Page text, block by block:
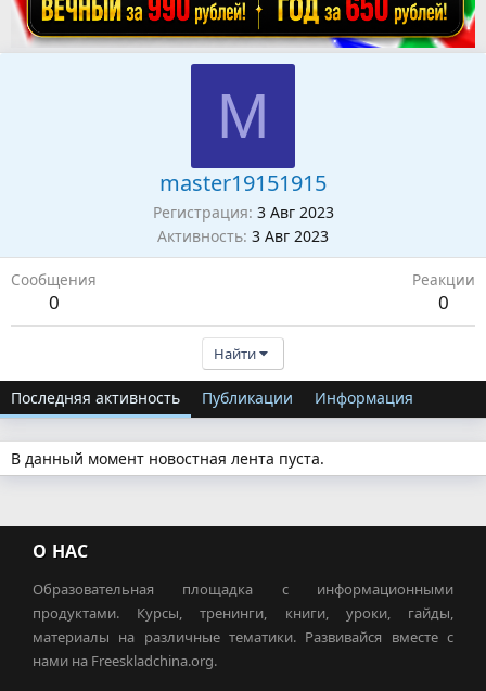
M
master19151915
Регистрация 3 Авг 2023
Активность 3 Авг 2023
Сообщения
0
Реакции
0
Найти
Последняя активность Публикации Информация
В данный момент новостная лента пуста.
О НАС
Образовательная площадка с информационными
продуктами. Курсы, тренинги, книги, уроки, гайды,
материалы на различные тематики. Развивайся вместе с
нами на Freeskladchina.org.